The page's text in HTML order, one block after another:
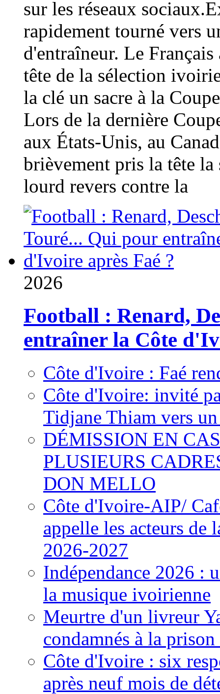
sur les réseaux
rapidement tourné vers
d'entraîneur. Le
tête de la sélection
la clé un sacre à la
Lors de la dernière
aux États-Unis, au
brièvement pris la tête
lourd revers contre la
2026
Football : Renard,
entraîner la Côte
Côte d'Ivoire : Faé
Côte d'Ivoire: invité
Tidjane Thiam vers
DÉMISSION EN
PLUSIEURS
DON MELLO
Côte d'Ivoire-AIP/
appelle les acteurs de
2026-2027
Indépendance 2026 :
la musique ivoirienne
Meurtre d'un livreur
condamnés à la
Côte d'Ivoire : six
après neuf mois de